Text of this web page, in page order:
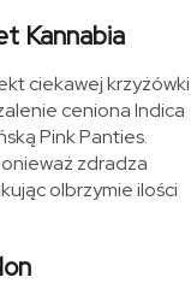
Kannabia
ciekawej krzyżówki
ceniona Indica
Pink Panties.
zdradza
olbrzymie ilości